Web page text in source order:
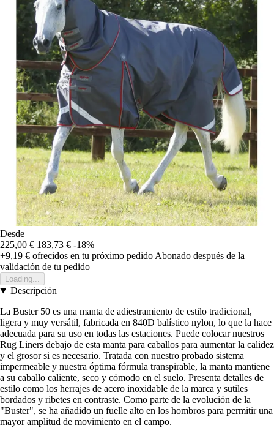
Desde
225,00 € 183,73 € -18%
+9,19 € ofrecidos en tu próximo pedido Abonado después de la
validación de tu pedido
Loading...
Descripción
La Buster 50 es una manta de adiestramiento de estilo tradicional,
ligera y muy versátil, fabricada en 840D balístico nylon, lo que la hace
adecuada para su uso en todas las estaciones. Puede colocar nuestros
Rug Liners debajo de esta manta para caballos para aumentar la calidez
y el grosor si es necesario. Tratada con nuestro probado sistema
impermeable y nuestra óptima fórmula transpirable, la manta mantiene
a su caballo caliente, seco y cómodo en el suelo. Presenta detalles de
estilo como los herrajes de acero inoxidable de la marca y sutiles
bordados y ribetes en contraste. Como parte de la evolución de la
"Buster", se ha añadido un fuelle alto en los hombros para permitir una
mayor amplitud de movimiento en el campo.